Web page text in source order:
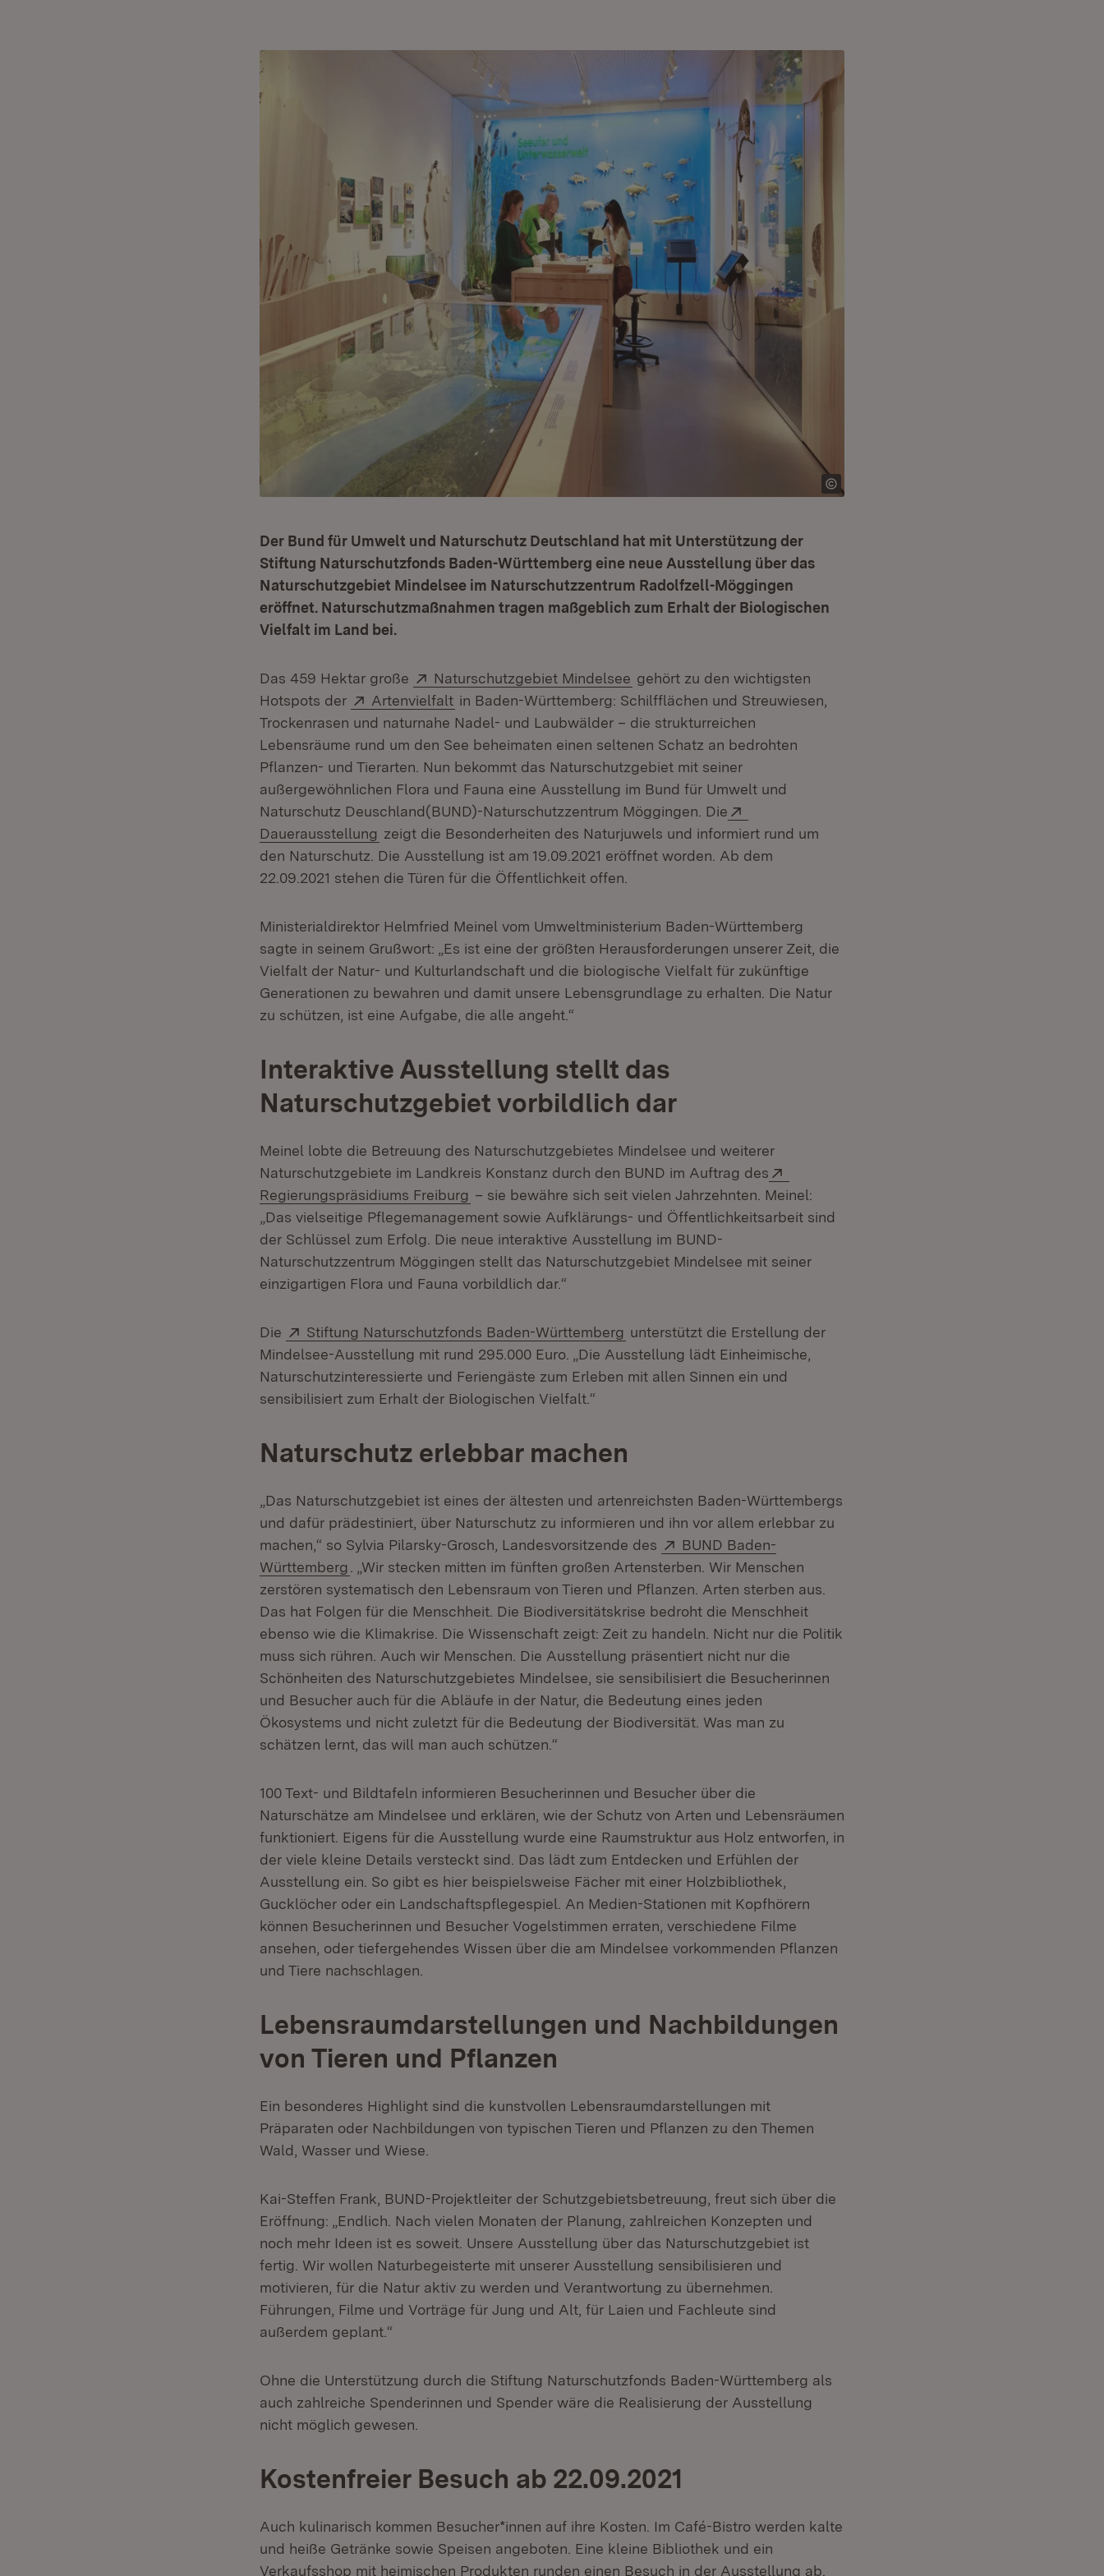
Der Bund für Umwelt und Naturschutz Deutschland hat mit Unterstützung der
Stiftung Naturschutzfonds Baden-Württemberg eine neue Ausstellung über das
Naturschutzgebiet Mindelsee im Naturschutzzentrum Radolfzell-Möggingen
eröffnet. Naturschutzmaßnahmen tragen maßgeblich zum Erhalt der Biologischen
Vielfalt im Land bei.
Das 459 Hektar große Extern:
Naturschutzgebiet Mindelsee (Öffnet in neuem Fenster)
gehört zu den wichtigsten
Hotspots der
Extern:
Artenvielfalt (Öffnet in neuem Fenster)
in Baden-Württemberg: Schilfflächen und Streuwiesen,
Trockenrasen und naturnahe Nadel- und Laubwälder – die strukturreichen
Lebensräume rund um den See beheimaten einen seltenen Schatz an bedrohten
Pflanzen- und Tierarten. Nun bekommt das Naturschutzgebiet mit seiner
außergewöhnlichen Flora und Fauna eine Ausstellung im Bund für Umwelt und
Naturschutz Deuschland(BUND)-Naturschutzzentrum Möggingen. Die
Dauerausstellung (Öffnet in neuem Fenster)
zeigt die Besonderheiten des Naturjuwels und informiert rund um
den Naturschutz. Die Ausstellung ist am 19.09.2021 eröffnet worden. Ab dem
22.09.2021 stehen die Türen für die Öffentlichkeit offen.
Ministerialdirektor Helmfried Meinel vom Umweltministerium Baden-Württemberg
sagte in seinem Grußwort: „Es ist eine der größten Herausforderungen unserer Zeit, die
Vielfalt der Natur- und Kulturlandschaft und die biologische Vielfalt für zukünftige
Generationen zu bewahren und damit unsere Lebensgrundlage zu erhalten. Die Natur
zu schützen, ist eine Aufgabe, die alle angeht.“
Interaktive Ausstellung stellt das
Naturschutzgebiet vorbildlich dar
Meinel lobte die Betreuung des Naturschutzgebietes Mindelsee und weiterer
Naturschutzgebiete im Landkreis Konstanz durch den BUND im Auftrag des
Regierungspräsidiums Freiburg (Öffnet in neuem Fenster)
– sie bewähre sich seit vielen Jahrzehnten. Meinel:
„Das vielseitige Pflegemanagement sowie Aufklärungs- und Öffentlichkeitsarbeit sind
der Schlüssel zum Erfolg. Die neue interaktive Ausstellung im BUND-
Naturschutzzentrum Möggingen stellt das Naturschutzgebiet Mindelsee mit seiner
einzigartigen Flora und Fauna vorbildlich dar.“
Die Extern:
Stiftung Naturschutzfonds Baden-Württemberg (Öffnet in neuem Fenster)
unterstützt die Erstellung der
Mindelsee-Ausstellung mit rund 295.000 Euro. „Die Ausstellung lädt Einheimische,
Naturschutzinteressierte und Feriengäste zum Erleben mit allen Sinnen ein und
sensibilisiert zum Erhalt der Biologischen Vielfalt.“
Naturschutz erlebbar machen
„Das Naturschutzgebiet ist eines der ältesten und artenreichsten Baden-Württembergs
und dafür prädestiniert, über Naturschutz zu informieren und ihn vor allem erlebbar zu
machen,“ so Sylvia Pilarsky-Grosch, Landesvorsitzende des
Extern:
BUND Baden-
Württemberg (Öffnet in neuem Fenster)
. „Wir stecken mitten im fünften großen Artensterben. Wir Menschen
zerstören systematisch den Lebensraum von Tieren und Pflanzen. Arten sterben aus.
Das hat Folgen für die Menschheit. Die Biodiversitätskrise bedroht die Menschheit
ebenso wie die Klimakrise. Die Wissenschaft zeigt: Zeit zu handeln. Nicht nur die Politik
muss sich rühren. Auch wir Menschen. Die Ausstellung präsentiert nicht nur die
Schönheiten des Naturschutzgebietes Mindelsee, sie sensibilisiert die Besucherinnen
und Besucher auch für die Abläufe in der Natur, die Bedeutung eines jeden
Ökosystems und nicht zuletzt für die Bedeutung der Biodiversität. Was man zu
schätzen lernt, das will man auch schützen.“
100 Text- und Bildtafeln informieren Besucherinnen und Besucher über die
Naturschätze am Mindelsee und erklären, wie der Schutz von Arten und Lebensräumen
funktioniert. Eigens für die Ausstellung wurde eine Raumstruktur aus Holz entworfen, in
der viele kleine Details versteckt sind. Das lädt zum Entdecken und Erfühlen der
Ausstellung ein. So gibt es hier beispielsweise Fächer mit einer Holzbibliothek,
Gucklöcher oder ein Landschaftspflegespiel. An Medien-Stationen mit Kopfhörern
können Besucherinnen und Besucher Vogelstimmen erraten, verschiedene Filme
ansehen, oder tiefergehendes Wissen über die am Mindelsee vorkommenden Pflanzen
und Tiere nachschlagen.
Lebensraumdarstellungen und Nachbildungen
von Tieren und Pflanzen
Ein besonderes Highlight sind die kunstvollen Lebensraumdarstellungen mit
Präparaten oder Nachbildungen von typischen Tieren und Pflanzen zu den Themen
Wald, Wasser und Wiese.
Kai-Steffen Frank, BUND-Projektleiter der Schutzgebietsbetreuung, freut sich über die
Eröffnung: „Endlich. Nach vielen Monaten der Planung, zahlreichen Konzepten und
noch mehr Ideen ist es soweit. Unsere Ausstellung über das Naturschutzgebiet ist
fertig. Wir wollen Naturbegeisterte mit unserer Ausstellung sensibilisieren und
motivieren, für die Natur aktiv zu werden und Verantwortung zu übernehmen.
Führungen, Filme und Vorträge für Jung und Alt, für Laien und Fachleute sind
außerdem geplant.“
Ohne die Unterstützung durch die Stiftung Naturschutzfonds Baden-Württemberg als
auch zahlreiche Spenderinnen und Spender wäre die Realisierung der Ausstellung
nicht möglich gewesen.
Kostenfreier Besuch ab 22.09.2021
Auch kulinarisch kommen Besucher*innen auf ihre Kosten. Im Café-Bistro werden kalte
und heiße Getränke sowie Speisen angeboten. Eine kleine Bibliothek und ein
Verkaufsshop mit heimischen Produkten runden einen Besuch in der Ausstellung ab.